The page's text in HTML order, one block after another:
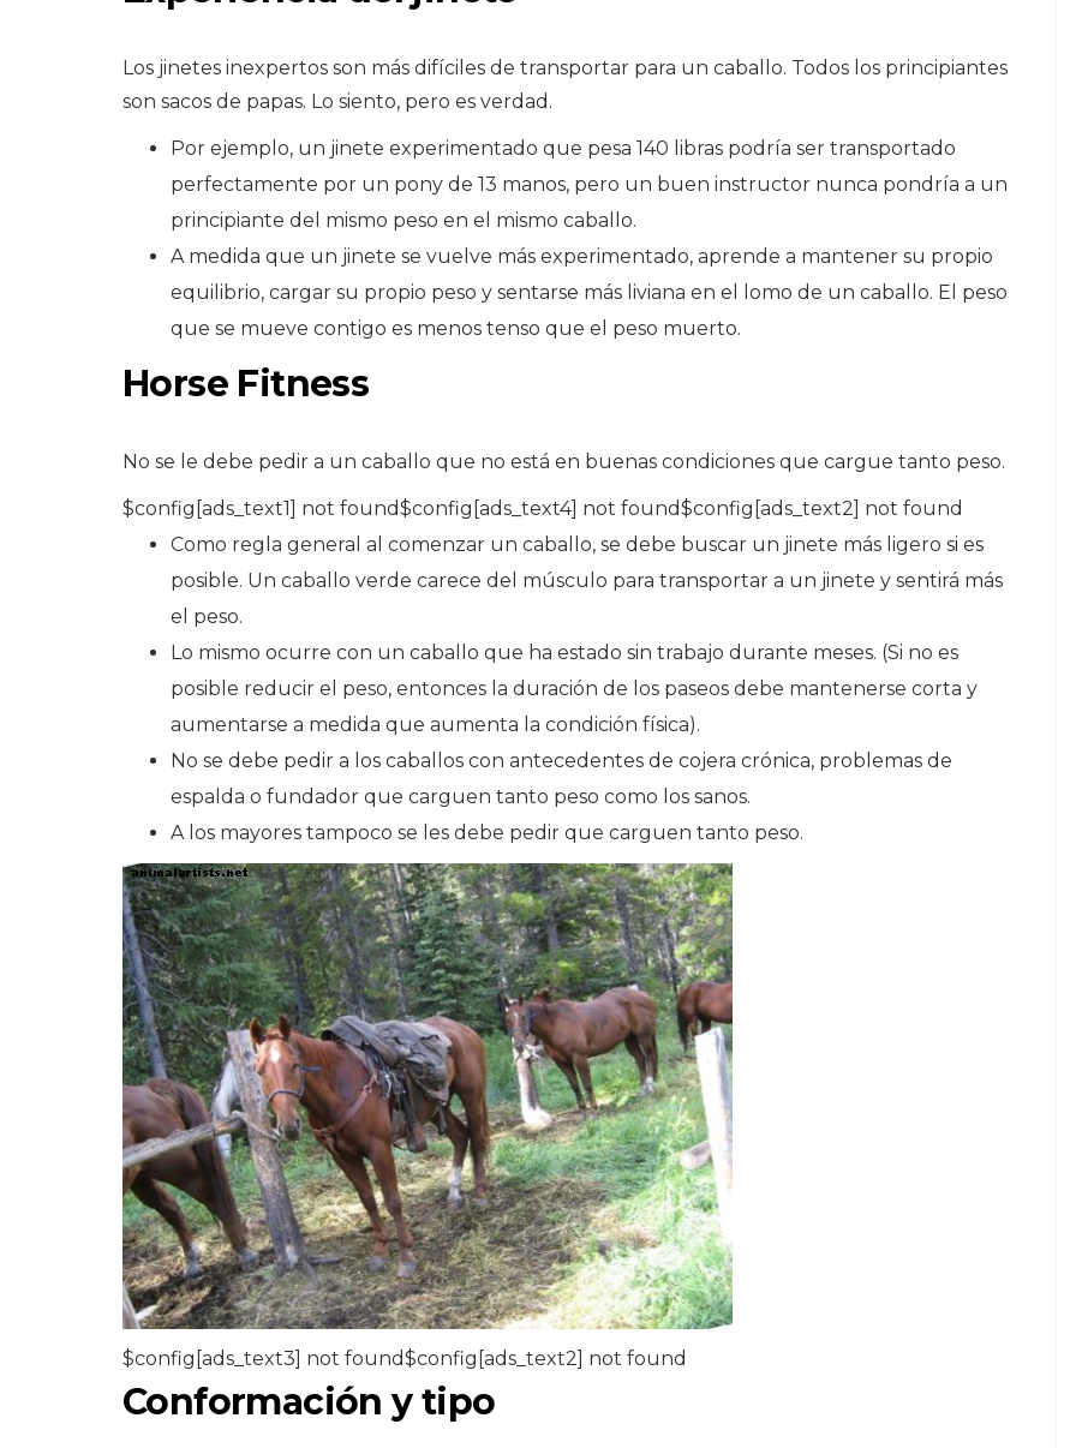
Los jinetes inexpertos son más difíciles de transportar para un caballo. Todos los principiantes
son sacos de papas. Lo siento, pero es verdad.
Por ejemplo, un jinete experimentado que pesa 140 libras podría ser transportado
perfectamente por un pony de 13 manos, pero un buen instructor nunca pondría a un
principiante del mismo peso en el mismo caballo.
A medida que un jinete se vuelve más experimentado, aprende a mantener su propio
equilibrio, cargar su propio peso y sentarse más liviana en el lomo de un caballo. El peso
que se mueve contigo es menos tenso que el peso muerto.
Horse Fitness
No se le debe pedir a un caballo que no está en buenas condiciones que cargue tanto peso.
$config[ads_text1] not found$config[ads_text4] not found$config[ads_text2] not found
Como regla general al comenzar un caballo, se debe buscar un jinete más ligero si es
posible. Un caballo verde carece del músculo para transportar a un jinete y sentirá más
el peso.
Lo mismo ocurre con un caballo que ha estado sin trabajo durante meses. (Si no es
posible reducir el peso, entonces la duración de los paseos debe mantenerse corta y
aumentarse a medida que aumenta la condición física).
No se debe pedir a los caballos con antecedentes de cojera crónica, problemas de
espalda o fundador que carguen tanto peso como los sanos.
A los mayores tampoco se les debe pedir que carguen tanto peso.
$config[ads_text3] not found$config[ads_text2] not found
Conformación y tipo